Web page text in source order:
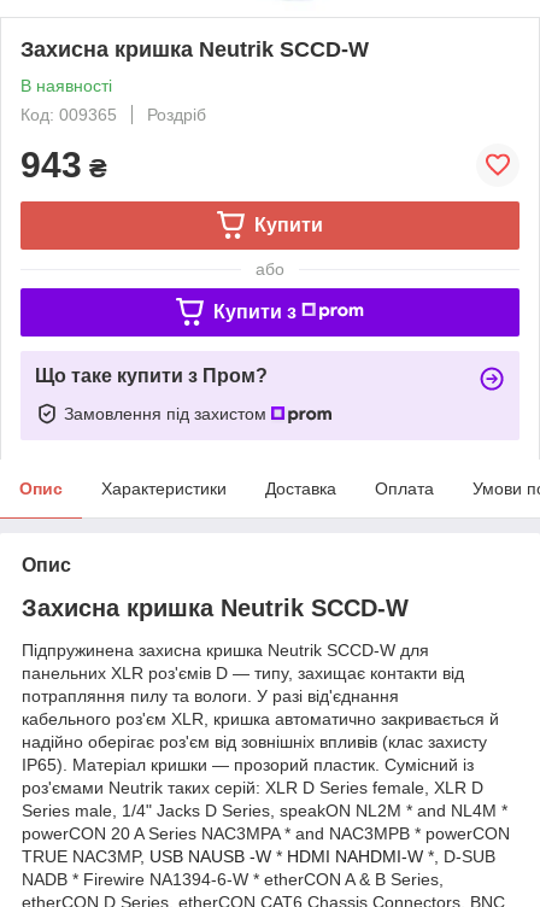
Захисна кришка Neutrik SCCD-W
В наявності
Код: 009365
Роздріб
943 ₴
Купити
або
Купити з
Що таке купити з Пром?
Замовлення під захистом
Опис Характеристики Доставка Оплата Умови
Опис
Захисна кришка Neutrik SCCD-W
Підпружинена захисна кришка Neutrik SCCD-W для
панельних XLR роз'ємів D — типу, захищає контакти від
потрапляння пилу та вологи. У разі від'єднання
кабельного роз'єм XLR, кришка автоматично закривається й
надійно оберігає роз'єм від зовнішніх впливів (клас захисту
IP65). Матеріал кришки — прозорий пластик. Сумісний із
роз'ємами Neutrik таких серій: XLR D Series female, XLR D
Series male, 1/4" Jacks D Series, speakON NL2M * and NL4M *
powerCON 20 A Series NAC3MPA * and NAC3MPB * powerCON
TRUE NAC3MP, USB NAUSB -W * HDMI NAHDMI-W *, D-SUB
NADB * Firewire NA1394-6-W * etherCON A & B Series,
etherCON D Series, etherCON CAT6 Chassis Connectors, BNC